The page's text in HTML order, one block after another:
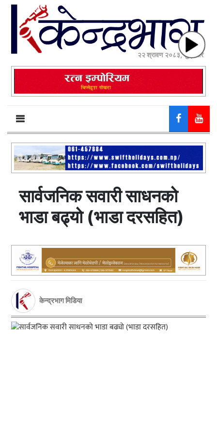
२२ श्रावण २०८३, शुक्रबार
सार्वजनिक सवारी साधनको
भाडा बढ्यो (भाडा दरसहित)
केन्द्रभाग मिडिया